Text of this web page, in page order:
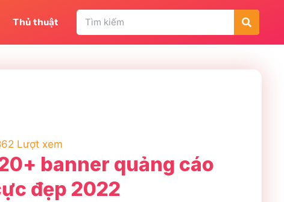
Thủ thuật
Lượt xem
banner quảng cáo
đẹp 2022